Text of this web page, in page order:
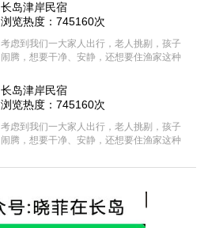
长岛津岸民宿
浏览热度：745160次
考虑到我们一大家人出行，老人挑剔，孩子
闹腾，想要干净、安静，还想要住渔家这种
选择津岸民宿，实际体验客房很干净，饭菜
方面家里老人也很满意，整体饭菜给搭配的
很好，每顿饭也不重样的，海鲜确实是非常
的新鲜呢，另外值得一提的是，他家的海菜
包子非常好吃。 其实长岛可选的酒店、民宿
各不相同，可以根据自己的喜好选择。非常
热情，能根据我提出的需求来安排房间，这
点很好。
长岛津岸民宿
浏览热度：745160次
考虑到我们一大家人出行，老人挑剔，孩子
闹腾，想要干净、安静，还想要住渔家这种
选择津岸民宿，实际体验客房很干净，饭菜
很好，每顿饭也不重样的，海鲜确实是非常
的新鲜呢，另外值得一提的是，他家的海菜
包子非常好吃。 其实长岛可选的酒店、民宿